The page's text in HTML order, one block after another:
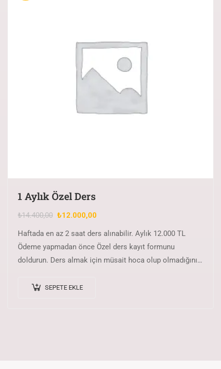
1 Aylık Özel Ders
₺14.400,00 ₺12.000,00
Haftada en az 2 saat ders alınabilir. Aylık 12.000 TL
Ödeme yapmadan önce Özel ders kayıt formunu
doldurun. Ders almak için müsait hoca olup olmadığını
SEPETE EKLE